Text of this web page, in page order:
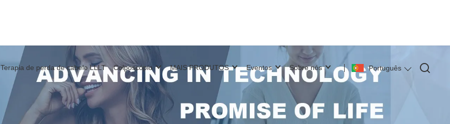
Português
Terapia de perda de cabelo LLLT Colposcópio MAIS PRODUTOS Eventos Sobre nós